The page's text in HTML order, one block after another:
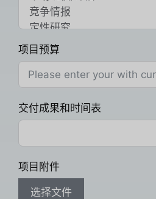
项目预算
交付成果和时间表
项目附件
选择文件